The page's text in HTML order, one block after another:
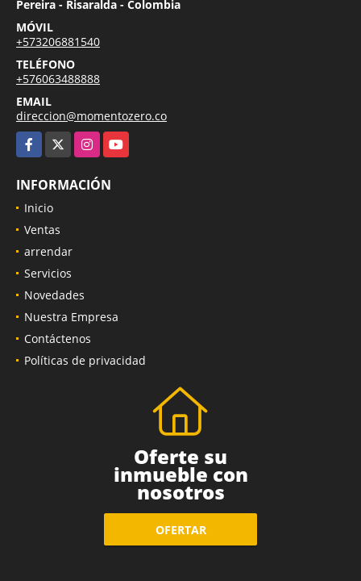
Pereira - Risaralda - Colombia
MÓVIL
+573206881540
TELÉFONO
+576063488888
EMAIL
direccion@momentozero.co
Facebook
InstagramYouTube
INFORMACIÓN
Inicio
Ventas
arrendar
Servicios
Novedades
Nuestra Empresa
Contáctenos
Políticas de privacidad
Oferte su
inmueble con
nosotros
OFERTAR